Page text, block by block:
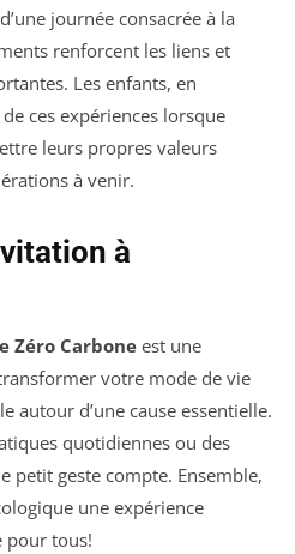
journée consacrée à la
renforcent les liens et
Les enfants, en
ces expériences lorsque
leurs propres valeurs
à venir.
à
Zéro Carbone est une
votre mode de vie
autour d’une cause essentielle.
quotidiennes ou des
petit geste compte. Ensemble,
une expérience
pour tous!